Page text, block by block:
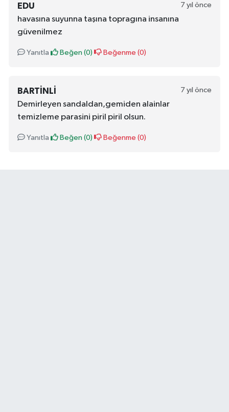
EDU 7 yıl önce
havasına suyunna taşına topragına insanına
güvenilmez
Yanıtla Beğen (0) Beğenme (0)
BARTINLI 7 yıl önce
Demirleyen sandaldan,gemiden alainlar
temizleme parasini piril piril olsun.
Yanıtla Beğen (0) Beğenme (0)